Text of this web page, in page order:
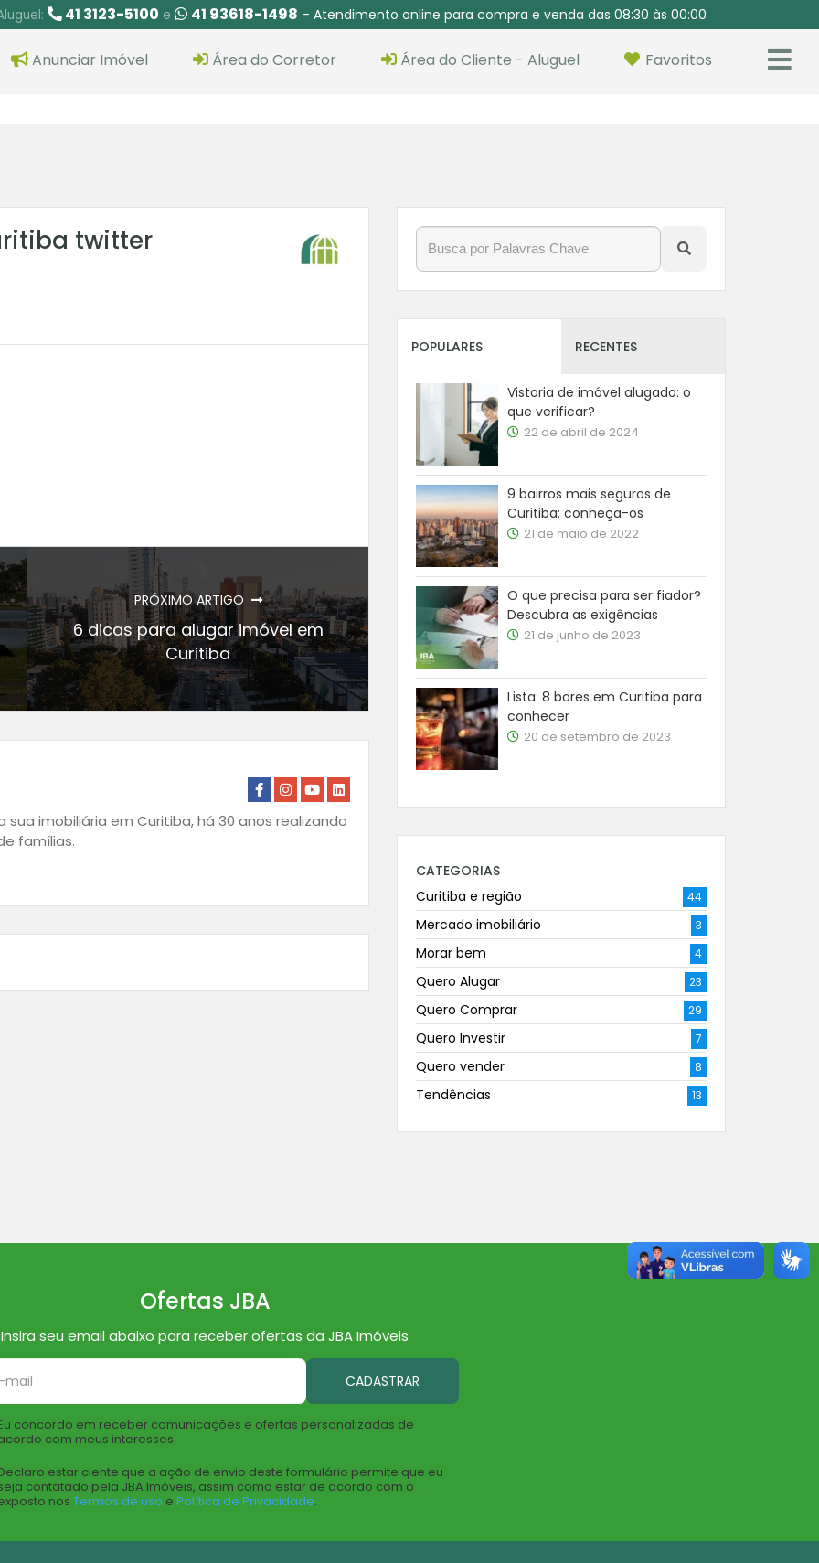
41 3123-5100 e 41 93618-1498 - Atendimento online para compra e venda das 08:30 às 00:00
Anunciar Imóvel Área do Corretor Área do Cliente - Aluguel Favoritos
twitter
PRÓXIMO ARTIGO
6 dicas para alugar imóvel em
Curitiba
sua imobiliária em Curitiba, há 30 anos realizando
famílias.
POPULARES RECENTES
Vistoria de imóvel alugado: o
que verificar?
22 de abril de 2024
9 bairros mais seguros de
Curitiba: conheça-os
21 de maio de 2022
O que precisa para ser fiador?
Descubra as exigências
21 de junho de 2023
Lista: 8 bares em Curitiba para
conhecer
20 de setembro de 2023
CATEGORIAS
Curitiba e região
44
Mercado imobiliário 3
Morar bem 4
Quero Alugar 23
Quero Comprar 29
Quero Investir 7
Quero vender 8
Tendências 13
Ofertas JBA
Insira seu email abaixo para receber ofertas da JBA Imóveis
CADASTRAR
concordo em receber comunicações e ofertas personalizadas de
com meus interesses.
estar ciente que a ação de envio deste formulário permite que eu
contatado pela JBA Imóveis, assim como estar de acordo com o
nos Termos de uso e Política de Privacidade.